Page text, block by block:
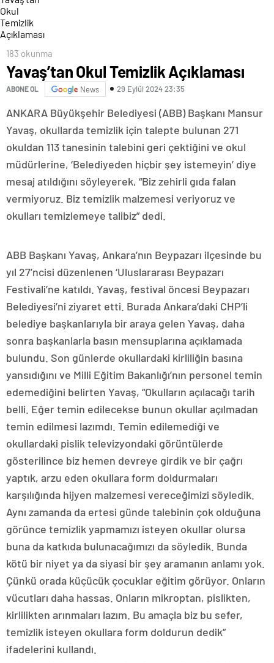
183 okunma
Yavaş’tan Okul Temizlik Açıklaması
ABONE OL News 29 Eylül 2024 23:35
ANKARA Büyükşehir Belediyesi (ABB) Başkanı Mansur
Yavaş, okullarda temizlik için talepte bulunan 271
okuldan 113 tanesinin talebini geri çektiğini ve okul
müdürlerine, ‘Belediyeden hiçbir şey istemeyin’ diye
mesaj atıldığını söyleyerek, “Biz zehirli gıda falan
vermiyoruz. Biz temizlik malzemesi veriyoruz ve
okulları temizlemeye talibiz” dedi.
ABB Başkanı Yavaş, Ankara’nın Beypazarı ilçesinde bu
yıl 27’ncisi düzenlenen ‘Uluslararası Beypazarı
Festivali’ne katıldı. Yavaş, festival öncesi Beypazarı
Belediyesi’ni ziyaret etti. Burada Ankara’daki CHP’li
belediye başkanlarıyla bir araya gelen Yavaş, daha
sonra başkanlarla basın mensuplarına açıklamada
bulundu. Son günlerde okullardaki kirliliğin basına
yansıdığını ve Milli Eğitim Bakanlığı’nın personel temin
edemediğini belirten Yavaş, “Okulların açılacağı tarih
belli. Eğer temin edilecekse bunun okullar açılmadan
temin edilmesi lazımdı. Temin edilemediği ve
okullardaki pislik televizyondaki görüntülerde
gösterilince biz hemen devreye girdik ve bir çağrı
yaptık, arzu eden okullara form doldurmaları
karşılığında hijyen malzemesi vereceğimizi söyledik.
Aynı zamanda da ertesi günde talebinin çok olduğuna
görünce temizlik yapmamızı isteyen okullar olursa
buna da katkıda bulunacağımızı da söyledik. Bunda
kötü bir niyet ya da siyasi bir şey aramanın anlamı yok.
Çünkü orada küçücük çocuklar eğitim görüyor. Onların
vücutları daha hassas. Onların mikroptan, pislikten,
kirlilikten arınmaları lazım. Bu amaçla biz bu sefer,
temizlik isteyen okullara form doldurun dedik”
ifadelerini kullandı.